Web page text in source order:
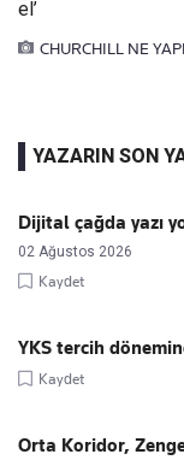
CHURCHILL NE
YAZARIN SON
Dijital çağda yazı
02 Ağustos 2026
Kaydet
YKS tercih
Kaydet
Orta Koridor,